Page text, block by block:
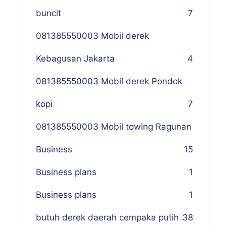
buncit 7
081385550003 Mobil derek
Kebagusan Jakarta 4
081385550003 Mobil derek Pondok
kopi 7
081385550003 Mobil towing Ragunan
5
Business 1
Business plans 1
Business plans 1
butuh derek daerah cempaka putih 38